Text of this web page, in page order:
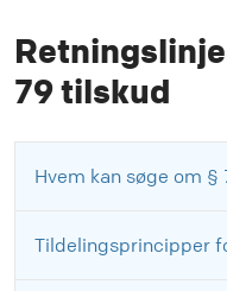
79 tilskud
Hvem kan søge om §
Tildelingsprincipper